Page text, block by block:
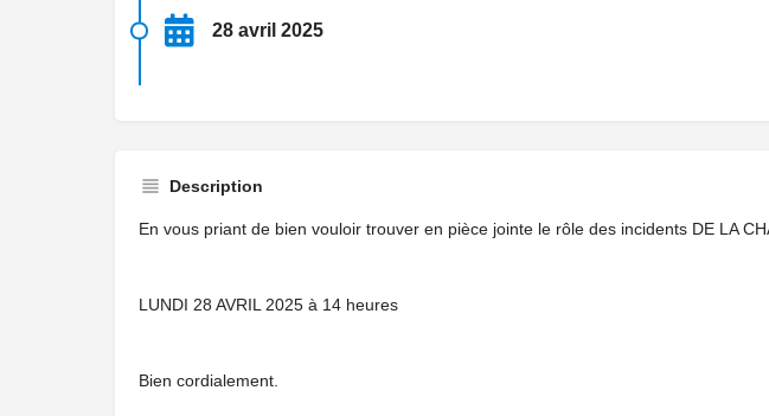
28 avril 2025
Description
En vous priant de bien vouloir trouver en pièce jointe le rôle des incidents DE LA
LUNDI 28 AVRIL 2025 à 14 heures
Bien cordialement.